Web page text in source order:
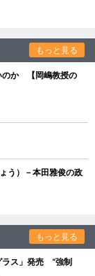
もっと見る
のか 【岡嶋教授の
う）－本田雅俊の政
もっと見る
ラス」発売 “強制